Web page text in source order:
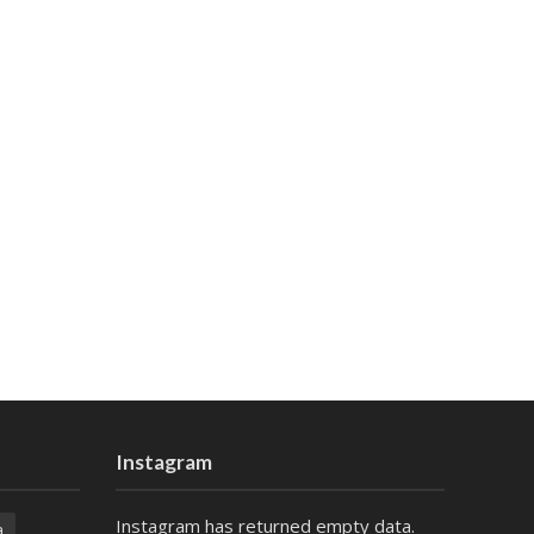
Instagram
Instagram has returned empty data.